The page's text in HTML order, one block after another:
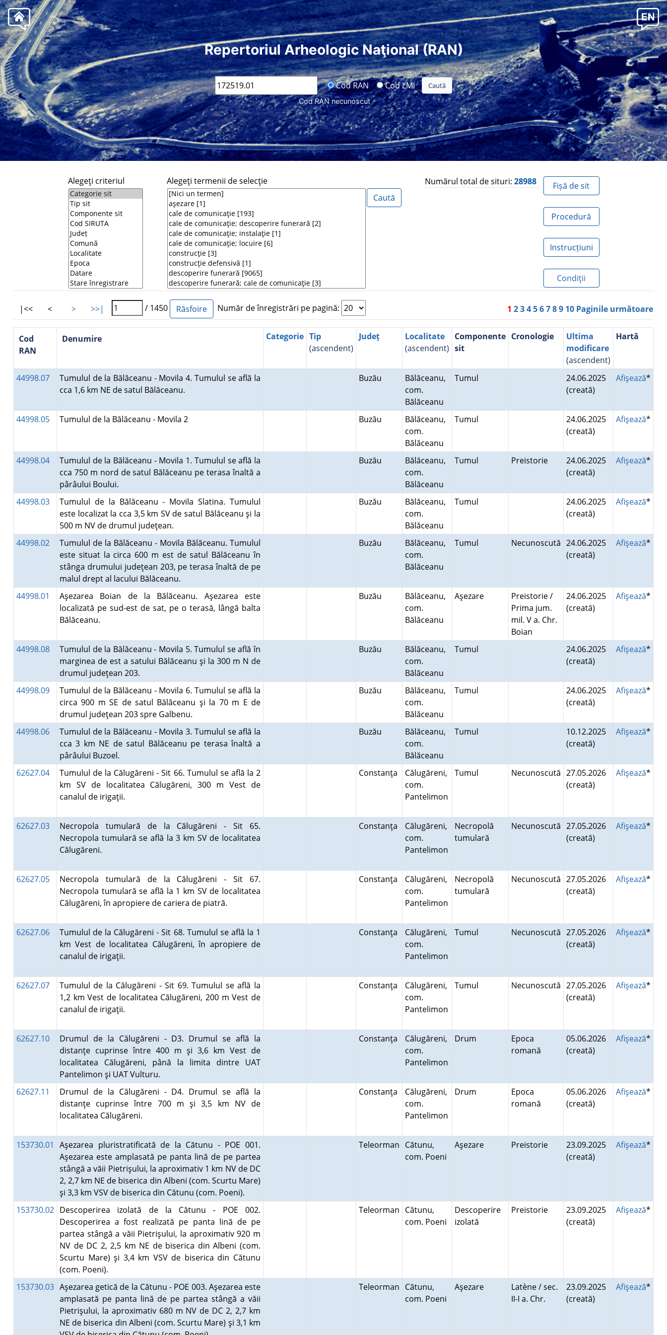
Repertoriul Arheologic Naţional (RAN)
Cod RAN Cod LMI
Cod RAN necunoscut
Alegeţi criteriul Alegeţi termenii de selecţie Numărul total de situri: 28988 Fișă de sit
Procedură
Instrucțiuni
Condiţii
|<< < > >>| / 1450 Număr de înregistrări pe pagină: 123456789 10 Paginile următoare
Cod
RAN
Denumire Categorie Tip
(ascendent)
Județ
Localitate
(ascendent)
Componente
sit
Cronologie
Ultima
modificare
(ascendent)
Hartă
44998.07
Tumulul de la Bălăceanu - Movila 4. Tumulul se află la
cca 1,6 km NE de satul Bălăceanu.
Buzău
Bălăceanu,
com.
Bălăceanu
Tumul
24.06.2025
(creată)
Afişează*
44998.05 Tumulul de la Bălăceanu - Movila 2 Buzău
Bălăceanu,
com.
Bălăceanu
Tumul
24.06.2025
(creată)
Afişează*
44998.04
Tumulul de la Bălăceanu - Movila 1. Tumulul se află la
cca 750 m nord de satul Bălăceanu pe terasa înaltă a
pârâului Boului.
Buzău
Bălăceanu,
com.
Bălăceanu
Tumul Preistorie
24.06.2025
(creată)
Afişează*
44998.03
Tumulul de la Bălăceanu - Movila Slatina. Tumulul
este localizat la cca 3,5 km SV de satul Bălăceanu şi la
500 m NV de drumul judeţean.
Buzău
Bălăceanu,
com.
Bălăceanu
Tumul
24.06.2025
(creată)
Afişează*
44998.02
Tumulul de la Bălăceanu - Movila Bălăceanu. Tumulul
este situat la circa 600 m est de satul Bălăceanu în
stânga drumului judeţean 203, pe terasa înaltă de pe
malul drept al lacului Bălăceanu.
Buzău
Bălăceanu,
com.
Bălăceanu
Tumul Necunoscută 24.06.2025
(creată)
Afişează*
44998.01
Aşezarea Boian de la Bălăceanu. Aşezarea este
localizată pe sud-est de sat, pe o terasă, lângă balta
Bălăceanu.
Buzău
Bălăceanu,
com.
Bălăceanu
Aşezare
Preistorie /
Prima jum.
mil. V a. Chr.
Boian
24.06.2025
(creată)
Afişează*
44998.08
Tumulul de la Bălăceanu - Movila 5. Tumulul se află în
marginea de est a satului Bălăceanu şi la 300 m N de
drumul judeţean 203.
Buzău
Bălăceanu,
com.
Bălăceanu
Tumul
24.06.2025
(creată)
Afişează*
44998.09
Tumulul de la Bălăceanu - Movila 6. Tumulul se află la
circa 900 m SE de satul Bălăceanu şi la 70 m E de
drumul judeţean 203 spre Galbenu.
Buzău
Bălăceanu,
com.
Bălăceanu
Tumul
24.06.2025
(creată)
Afişează*
44998.06
Tumulul de la Bălăceanu - Movila 3. Tumulul se află la
cca 3 km NE de satul Bălăceanu pe terasa înaltă a
pârâului Buzoel.
Buzău
Bălăceanu,
com.
Bălăceanu
Tumul
10.12.2025
(creată)
Afişează*
62627.04
Tumulul de la Călugăreni - Sit 66. Tumulul se află la 2
km SV de localitatea Călugăreni, 300 m Vest de
canalul de irigaţii.
Constanţa
Călugăreni,
com.
Pantelimon
Tumul Necunoscută 27.05.2026
(creată)
Afişează*
62627.03
Necropola tumulară de la Călugăreni - Sit 65.
Necropola tumulară se află la 3 km SV de localitatea
Călugăreni.
Constanţa
Călugăreni,
com.
Pantelimon
Necropolă
tumulară
Necunoscută 27.05.2026
(creată)
Afişează*
62627.05
Necropola tumulară de la Călugăreni - Sit 67.
Necropola tumulară se află la 1 km SV de localitatea
Călugăreni, în apropiere de cariera de piatră.
Constanţa
Călugăreni,
com.
Pantelimon
Necropolă
tumulară
Necunoscută 27.05.2026
(creată)
Afişează*
62627.06
Tumulul de la Călugăreni - Sit 68. Tumulul se află la 1
km Vest de localitatea Călugăreni, în apropiere de
canalul de irigaţii.
Constanţa
Călugăreni,
com.
Pantelimon
Tumul Necunoscută 27.05.2026
(creată)
Afişează*
62627.07
Tumulul de la Călugăreni - Sit 69. Tumulul se află la
1,2 km Vest de localitatea Călugăreni, 200 m Vest de
canalul de irigaţii.
Constanţa
Călugăreni,
com.
Pantelimon
Tumul Necunoscută 27.05.2026
(creată)
Afişează*
62627.10
Drumul de la Călugăreni - D3. Drumul se află la
distanţe cuprinse între 400 m şi 3,6 km Vest de
localitatea Călugăreni, până la limita dintre UAT
Pantelimon şi UAT Vulturu.
Constanţa
Călugăreni,
com.
Pantelimon
Drum
Epoca
romană
05.06.2026
(creată)
Afişează*
62627.11
Drumul de la Călugăreni - D4. Drumul se află la
distanţe cuprinse între 700 m şi 3,5 km NV de
localitatea Călugăreni.
Constanţa
Călugăreni,
com.
Pantelimon
Drum
Epoca
romană
05.06.2026
(creată)
Afişează*
153730.01
Aşezarea pluristratificată de la Cătunu - POE 001.
Aşezarea este amplasată pe panta lină de pe partea
stângă a văii Pietrişului, la aproximativ 1 km NV de DC
2, 2,7 km NE de biserica din Albeni (com. Scurtu Mare)
şi 3,3 km VSV de biserica din Cătunu (com. Poeni).
Teleorman Cătunu,
com. Poeni
Aşezare Preistorie
23.09.2025
(creată)
Afişează*
153730.02 Descoperirea izolată de la Cătunu - POE 002.
Descoperirea a fost realizată pe panta lină de pe
partea stângă a văii Pietrişului, la aproximativ 920 m
NV de DC 2, 2,5 km NE de biserica din Albeni (com.
Scurtu Mare) şi 3,4 km VSV de biserica din Cătunu
(com. Poeni).
Teleorman Cătunu,
com. Poeni
Descoperire
izolată
Preistorie
23.09.2025
(creată)
Afişează*
153730.03 Aşezarea getică de la Cătunu - POE 003. Aşezarea este
amplasată pe panta lină de pe partea stângă a văii
Pietrişului, la aproximativ 680 m NV de DC 2, 2,7 km
NE de biserica din Albeni (com. Scurtu Mare) şi 3,1 km
Teleorman Cătunu,
com. Poeni
Aşezare
Latène / sec.
II-I a. Chr.
23.09.2025
(creată)
Afişează*